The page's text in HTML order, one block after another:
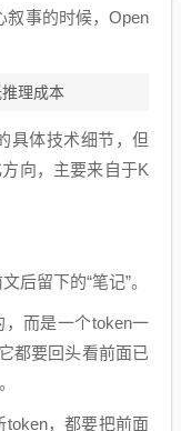
叙事的时候，Open
理成本
具体技术细节，但
向，主要来自于K
后留下的“笔记”。
而是一个token一
都要回头看前面已
，都要把前面